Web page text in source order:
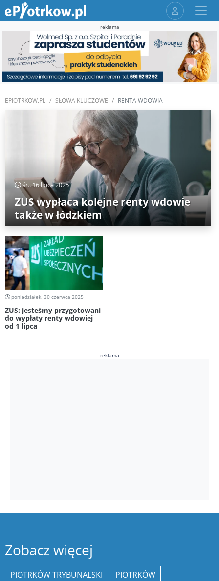
reklama
EPIOTRKOW.PL SŁOWA KLUCZOWE RENTA WDOWIA
śr., 16 lipca 2025
ZUS wypłaca kolejne renty wdowie
także w łódzkiem
poniedziałek, 30 czerwca 2025
ZUS: jesteśmy przygotowani
do wypłaty renty wdowiej
od 1 lipca
reklama
Zobacz więcej
PIOTRKÓW TRYBUNALSKI
PIOTRKÓW